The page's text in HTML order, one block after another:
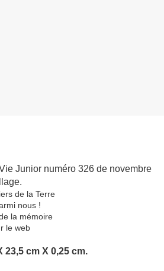
Junior numéro 326 de novembre
de la Terre
nous !
la mémoire
le web
23,5 cm X 0,25 cm.